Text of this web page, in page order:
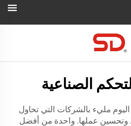
الصناعية
مليء بالشركات التي تحاول
وتحسين عملها. واحدة من أفضل